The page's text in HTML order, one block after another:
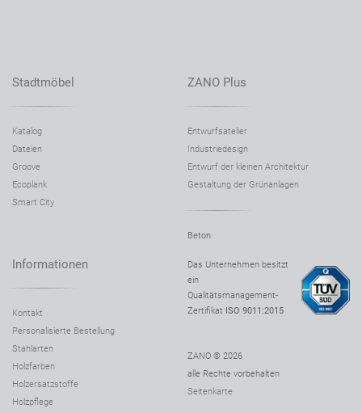
Stadtmöbel
Katalog
Dateien
Groove
Ecoplank
Smart City
ZANO Plus
Entwurfsatelier
Industriedesign
Entwurf der kleinen Architektur
Gestaltung der Grünanlagen
Beton
Informationen
Kontakt
Personalisierte Bestellung
Stahlarten
Holzfarben
Holzersatzstoffe
Holzpflege
Das Unternehmen besitzt
ein
Qualitätsmanagement-
Zertifikat ISO 9011:2015
ZANO © 2026
alle Rechte vorbehalten
Seitenkarte